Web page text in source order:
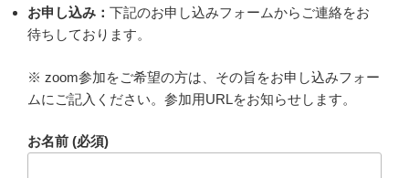
お申し込み： 下記のお申し込みフォームからご連絡をお
待ちしております。
※ zoom参加をご希望の方は、その旨をお申し込みフォー
ムにご記入ください。参加用URLをお知らせします。
お名前 (必須)